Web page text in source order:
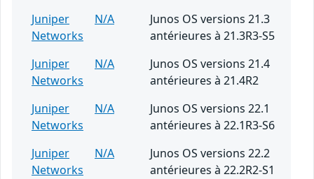
Juniper
Networks
N/A
Junos OS versions 21.3
antérieures à 21.3R3-S5
Juniper
Networks
N/A
Junos OS versions 21.4
antérieures à 21.4R2
Juniper
Networks
N/A
Junos OS versions 22.1
antérieures à 22.1R3-S6
Juniper
Networks
N/A
Junos OS versions 22.2
antérieures à 22.2R2-S1